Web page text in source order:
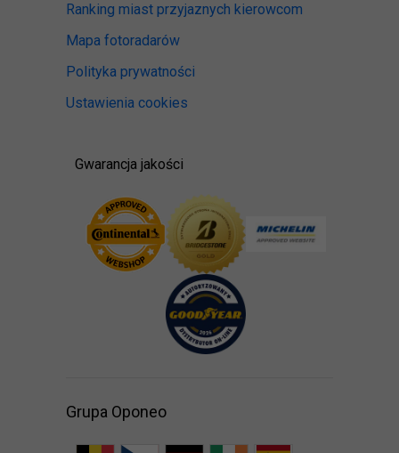
Ranking miast przyjaznych kierowcom
Mapa fotoradarów
Polityka prywatności
Ustawienia cookies
Gwarancja jakości
Grupa Oponeo